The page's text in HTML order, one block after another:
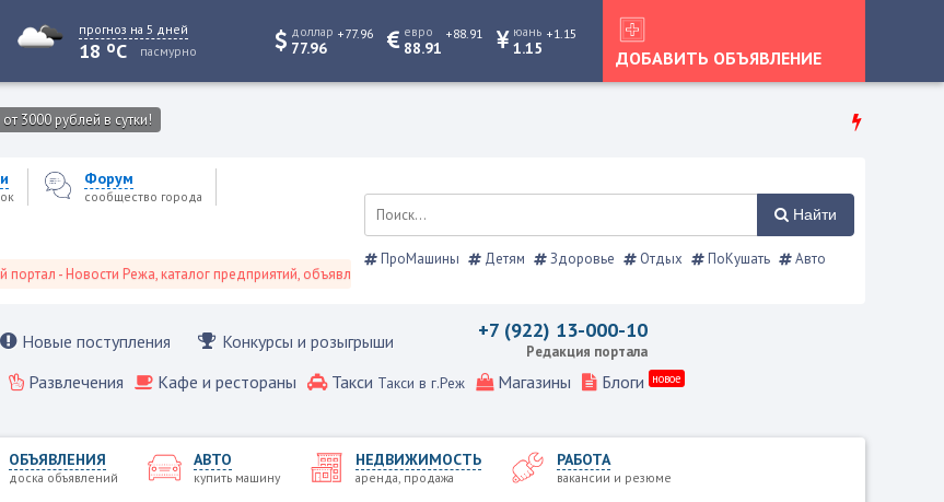
прогноз на 5 дней
18 oC пасмурно
доллар
77.96
+77.96 евро
88.91
+88.91 юань
1.15
+1.15
ДОБАВИТЬ ОБЪЯВЛЕНИЕ
3000 рублей в сутки!
Форум
сообщество города
- Новости Режа, каталог предприятий, объявления, Режевской справочник
Найти
ПроМашины Детям Здоровье Отдых ПоКушать Авто
Новые поступления Конкурсы и розыгрыши +7 (922) 13-000-10
Редакция портала
Развлечения Кафе и рестораны Такси Такси в г.Реж Магазины Блоги новое
ОБЪЯВЛЕНИЯ
доска объявлений
АВТО
купить машину
НЕДВИЖИМОСТЬ
аренда, продажа
РАБОТА
вакансии и резюме